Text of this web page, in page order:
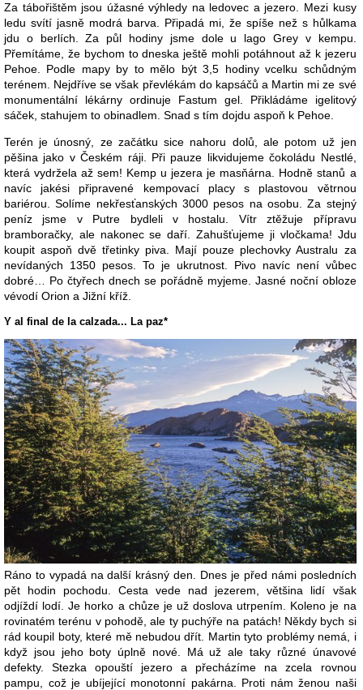
Za tábořištěm jsou úžasné výhledy na ledovec a jezero. Mezi kusy
ledu svítí jasně modrá barva. Připadá mi, že spíše než s hůlkama
jdu o berlích. Za půl hodiny jsme dole u lago Grey v kempu.
Přemítáme, že bychom to dneska ještě mohli potáhnout až k jezeru
Pehoe. Podle mapy by to mělo být 3,5 hodiny vcelku schůdným
terénem. Nejdříve se však převlékám do kapsáčů a Martin mi ze své
monumentální lékárny ordinuje Fastum gel. Přikládáme igelitový
sáček, stahujem to obinadlem. Snad s tím dojdu aspoň k Pehoe.
Terén je únosný, ze začátku sice nahoru dolů, ale potom už jen
pěšina jako v Českém ráji. Při pauze likvidujeme čokoládu Nestlé,
která vydržela až sem! Kemp u jezera je masňárna. Hodně stanů a
navíc jakési připravené kempovací placy s plastovou větrnou
bariérou. Solíme nekřesťanských 3000 pesos na osobu. Za stejný
peníz jsme v Putre bydleli v hostalu. Vítr ztěžuje přípravu
bramboračky, ale nakonec se daří. Zahušťujeme ji vločkama! Jdu
koupit aspoň dvě třetinky piva. Mají pouze plechovky Australu za
nevídaných 1350 pesos. To je ukrutnost. Pivo navíc není vůbec
dobré… Po čtyřech dnech se pořádně myjeme. Jasné noční obloze
vévodí Orion a Jižní kříž.
Y al final de la calzada... La paz*
Ráno to vypadá na další krásný den. Dnes je před námi posledních
pět hodin pochodu. Cesta vede nad jezerem, většina lidí však
odjíždí lodí. Je horko a chůze je už doslova utrpením. Koleno je na
rovinatém terénu v pohodě, ale ty puchýře na patách! Někdy bych si
rád koupil boty, které mě nebudou dřít. Martin tyto problémy nemá, i
když jsou jeho boty úplně nové. Má už ale taky různé únavové
defekty. Stezka opouští jezero a přecházíme na zcela rovnou
pampu, což je ubíjející monotonní pakárna. Proti nám ženou naši